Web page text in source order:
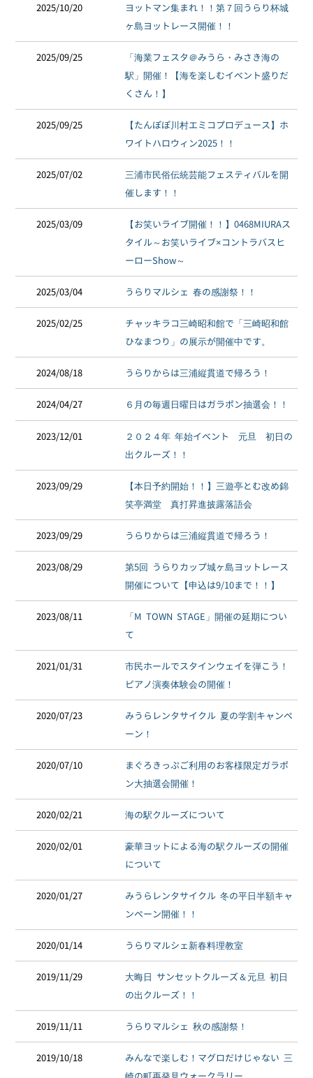
2025/10/20
ヨットマン集まれ！！第７回うらり杯城
ヶ島ヨットレース開催！！
2025/09/25
「海業フェスタ＠みうら・みさき海の
駅」開催！【海を楽しむイベント盛りだ
くさん！】
2025/09/25
【たんぽぽ川村エミコプロデュース】ホ
ワイトハロウィン2025！！
2025/07/02
三浦市民俗伝統芸能フェスティバルを開
催します！！
2025/03/09
【お笑いライブ開催！！】0468MIURAス
タイル～お笑いライブ×コントラバスヒ
ーローShow～
2025/03/04 うらりマルシェ 春の感謝祭！！
2025/02/25
チャッキラコ三崎昭和館で「三崎昭和館
ひなまつり」の展示が開催中です。
2024/08/18 うらりからは三浦縦貫道で帰ろう！
2024/04/27 ６月の毎週日曜日はガラポン抽選会！！
2023/12/01
２０２４年 年始イベント 元旦 初日の
出クルーズ！！
2023/09/29
【本日予約開始！！】三遊亭とむ改め錦
笑亭満堂 真打昇進披露落語会
2023/09/29 うらりからは三浦縦貫道で帰ろう！
2023/08/29
第5回 うらりカップ城ヶ島ヨットレース
開催について【申込は9/10まで！！】
2023/08/11
「M TOWN STAGE」開催の延期につい
て
2021/01/31
市民ホールでスタインウェイを弾こう！
ピアノ演奏体験会の開催！
2020/07/23
みうらレンタサイクル 夏の学割キャンペ
ーン！
2020/07/10
まぐろきっぷご利用のお客様限定ガラポ
ン大抽選会開催！
2020/02/21 海の駅クルーズについて
2020/02/01
豪華ヨットによる海の駅クルーズの開催
について
2020/01/27
みうらレンタサイクル 冬の平日半額キャ
ンペーン開催！！
2020/01/14 うらりマルシェ新春料理教室
2019/11/29
大晦日 サンセットクルーズ＆元旦 初日
の出クルーズ！！
2019/11/11 うらりマルシェ 秋の感謝祭！
2019/10/18
みんなで楽しむ！マグロだけじゃない 三